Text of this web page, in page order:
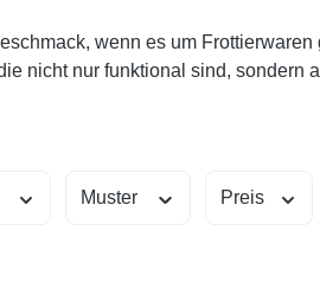
wenn es um
nicht nur funktional sind, sondern
Muster Preis